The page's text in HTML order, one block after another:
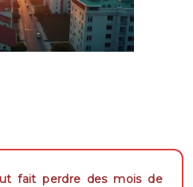
fait perdre des mois de